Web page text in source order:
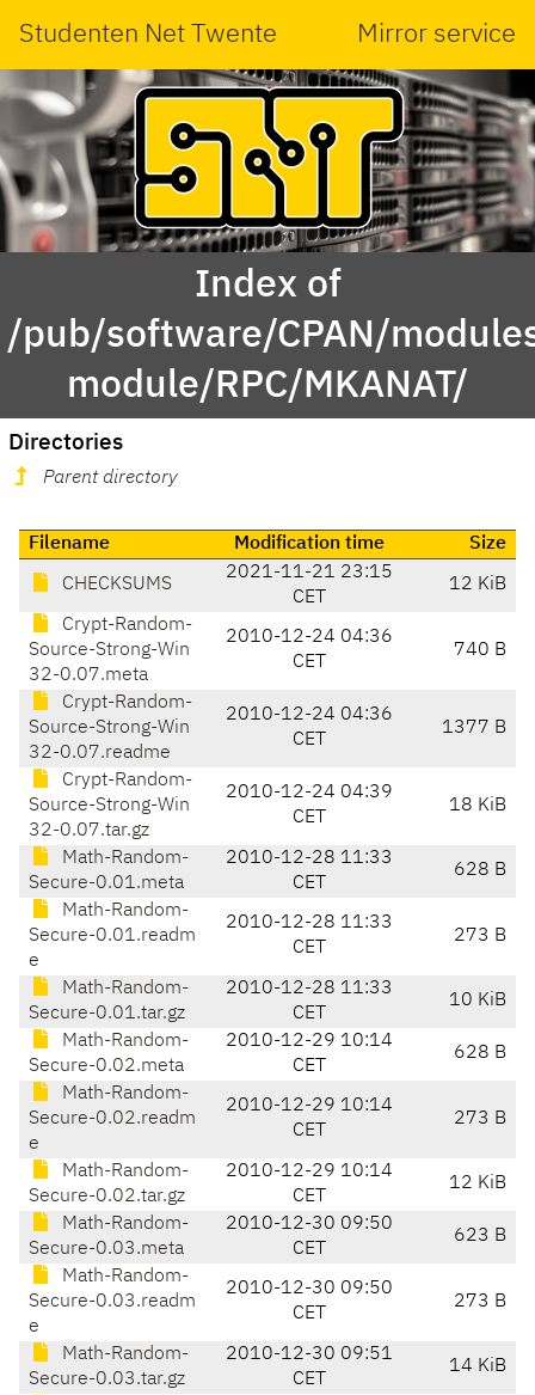
Studenten Net Twente Mirror service
Index of
/pub/software/CPAN/
module/RPC/MKANAT/
Directories
Parent directory
Filename Modification time Size
CHECKSUMS
2021-11-21 23:15
CET
12 KiB
Crypt-Random-
Source-Strong-Win
32-0.07.meta
2010-12-24 04:36
CET
740 B
Crypt-Random-
Source-Strong-Win
32-0.07.readme
2010-12-24 04:36
CET
1377 B
Crypt-Random-
Source-Strong-Win
32-0.07.tar.gz
2010-12-24 04:39
CET
18 KiB
Math-Random-
Secure-0.01.meta
2010-12-28 11:33
CET
628 B
Math-Random-
Secure-0.01.readm
e
2010-12-28 11:33
CET
273 B
Math-Random-
Secure-0.01.tar.gz
2010-12-28 11:33
CET
10 KiB
Math-Random-
Secure-0.02.meta
2010-12-29 10:14
CET
628 B
Math-Random-
Secure-0.02.readm
e
2010-12-29 10:14
CET
273 B
Math-Random-
Secure-0.02.tar.gz
2010-12-29 10:14
CET
12 KiB
Math-Random-
Secure-0.03.meta
2010-12-30 09:50
CET
623 B
Math-Random-
Secure-0.03.readm
e
2010-12-30 09:50
CET
273 B
Math-Random-
Secure-0.03.tar.gz
2010-12-30 09:51
CET
14 KiB